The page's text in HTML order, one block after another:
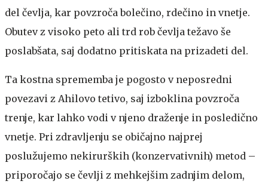
del čevlja, kar povzroča bolečino, rdečino in vnetje.
Obutev z visoko peto ali trd rob čevlja težavo še
poslabšata, saj dodatno pritiskata na prizadeti del.
Ta kostna sprememba je pogosto v neposredni
povezavi z Ahilovo tetivo, saj izboklina povzroča
trenje, kar lahko vodi v njeno draženje in posledično
vnetje. Pri zdravljenju se običajno najprej
poslužujemo nekirurških (konzervativnih) metod –
priporočajo se čevlji z mehkejšim zadnjim delom,